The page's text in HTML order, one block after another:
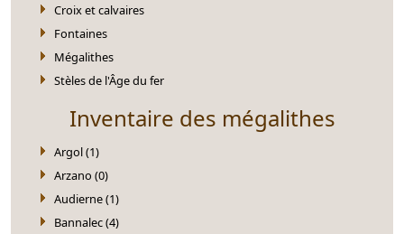
Croix et calvaires
Fontaines
Mégalithes
Stèles de l'Âge du fer
Inventaire des mégalithes
Argol (1)
Arzano (0)
Audierne (1)
Bannalec (4)